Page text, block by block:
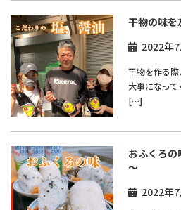
干物の味を
2022年
干物を作る
大事になっ
[…]
おふくろ
～
2022年